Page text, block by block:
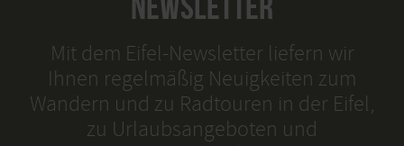
Mit dem Eifel-Newsletter liefern wir
Ihnen regelmäßig Neuigkeiten zum
Wandern und zu Radtouren in der Eifel,
zu Urlaubsangeboten und